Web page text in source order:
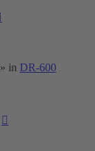
» in DR-600